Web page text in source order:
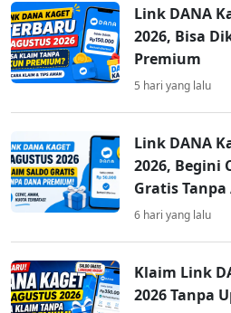
Link DANA
2026, Bisa
Premium
5 hari yang lalu
Link DANA
2026, Begini
Gratis
6 hari yang lalu
Klaim Link
2026 Tanpa